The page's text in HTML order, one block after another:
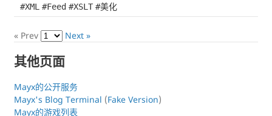
#XML #Feed #XSLT #美化
« Prev Next »
其他页面
Mayx的公开服务
Mayx's Blog Terminal (Fake Version)
Mayx的游戏列表